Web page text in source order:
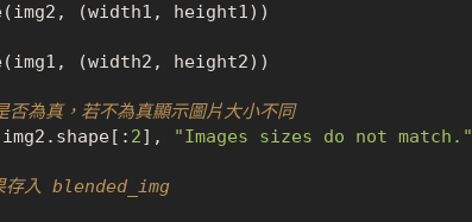
為真，若不為真顯示圖片大小不同
2], "Images sizes do not match."
存入 blended_img